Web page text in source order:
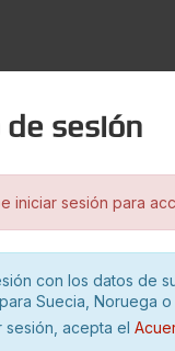
de sesión
iniciar sesión para
con los datos de
Suecia, Noruega o
sesión, acepta el